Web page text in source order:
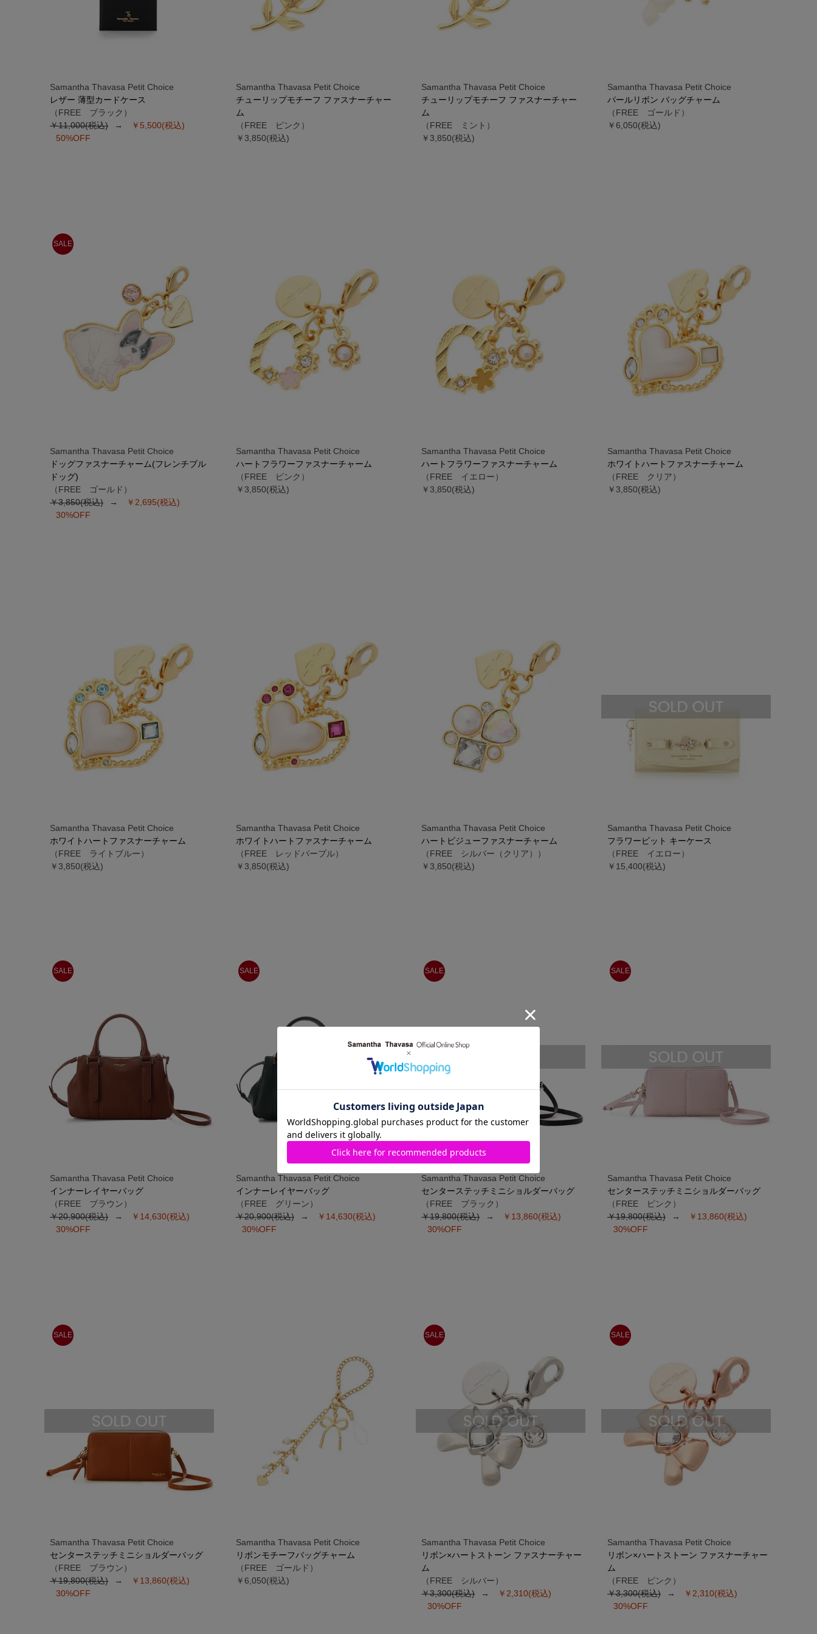
Samantha Thavasa Petit Choice
レザー 薄型カードケース
（FREE ブラック）
50%OFF
￥11,000(税込) ￥5,500(税込)
Samantha Thavasa Petit Choice
チューリップモチーフ ファスナーチャー
ム
（FREE ピンク）
￥3,850(税込)
Samantha Thavasa Petit Choice
チューリップモチーフ ファスナーチャー
ム
（FREE ミント）
￥3,850(税込)
Samantha Thavasa Petit Choice
パールリボン バッグチャーム
（FREE ゴールド）
￥6,050(税込)
SALE
Samantha Thavasa Petit Choice
ドッグファスナーチャーム(フレンチブル
ドッグ)
（FREE ゴールド）
30%OFF
￥3,850(税込) ￥2,695(税込)
Samantha Thavasa Petit Choice
ハートフラワーファスナーチャーム
（FREE ピンク）
￥3,850(税込)
Samantha Thavasa Petit Choice
ハートフラワーファスナーチャーム
（FREE イエロー）
￥3,850(税込)
Samantha Thavasa Petit Choice
ホワイトハートファスナーチャーム
（FREE クリア）
￥3,850(税込)
Samantha Thavasa Petit Choice
ホワイトハートファスナーチャーム
（FREE ライトブルー）
￥3,850(税込)
Samantha Thavasa Petit Choice
ホワイトハートファスナーチャーム
（FREE レッドパープル）
￥3,850(税込)
Samantha Thavasa Petit Choice
ハートビジューファスナーチャーム
（FREE シルバー（クリア））
￥3,850(税込)
Samantha Thavasa Petit Choice
フラワービット キーケース
（FREE イエロー）
￥15,400(税込)
SALE
Samantha Thavasa Petit Choice
インナーレイヤーバッグ
（FREE ブラウン）
30%OFF
￥20,900(税込) ￥14,630(税込)
SALE
Samantha Thavasa Petit Choice
インナーレイヤーバッグ
（FREE グリーン）
30%OFF
￥20,900(税込) ￥14,630(税込)
SALE
Samantha Thavasa Petit Choice
センターステッチミニショルダーバッグ
（FREE ブラック）
30%OFF
￥19,800(税込) ￥13,860(税込)
SALE
Samantha Thavasa Petit Choice
センターステッチミニショルダーバッグ
（FREE ピンク）
30%OFF
￥19,800(税込) ￥13,860(税込)
SALE
Samantha Thavasa Petit Choice
センターステッチミニショルダーバッグ
（FREE ブラウン）
30%OFF
￥19,800(税込) ￥13,860(税込)
Samantha Thavasa Petit Choice
リボンモチーフバッグチャーム
（FREE ゴールド）
￥6,050(税込)
SALE
Samantha Thavasa Petit Choice
リボン×ハートストーン ファスナーチャー
ム
（FREE シルバー）
30%OFF
￥3,300(税込) ￥2,310(税込)
SALE
Samantha Thavasa Petit Choice
リボン×ハートストーン ファスナーチャー
ム
（FREE ピンク）
30%OFF
￥3,300(税込) ￥2,310(税込)